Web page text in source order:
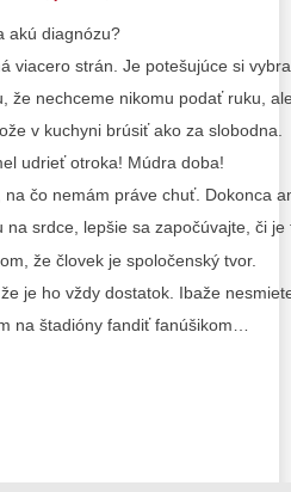
akú diagnózu?
viacero strán. Je potešujúce si
že nechceme nikomu podať ruku,
v kuchyni brúsiť ako za slobodna.
udrieť otroka! Múdra doba!
čo nemám práve chuť. Dokonca
na srdce, lepšie sa započúvajte, či
že človek je spoločenský tvor.
je ho vždy dostatok. Ibaže
na štadióny fandiť fanúšikom…